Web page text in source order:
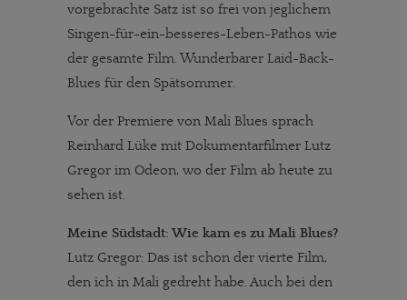
vorgebrachte Satz ist so frei von jeglichem
Singen-für-ein-besseres-Leben-Pathos wie
der gesamte Film. Wunderbarer Laid-Back-
Blues für den Spätsommer.
Vor der Premiere von Mali Blues sprach
Reinhard Lüke mit Dokumentarfilmer Lutz
Gregor im Odeon, wo der Film ab heute zu
sehen ist.
Meine Südstadt: Wie kam es zu Mali Blues?
Lutz Gregor: Das ist schon der vierte Film,
den ich in Mali gedreht habe. Auch bei den